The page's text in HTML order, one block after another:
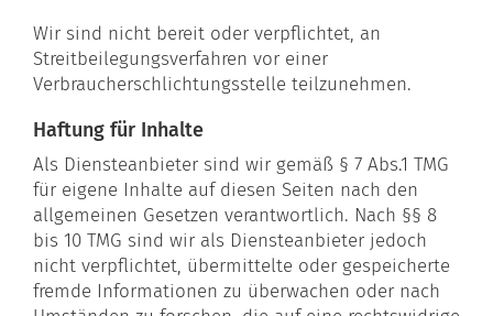
Wir sind nicht bereit oder verpflichtet, an
Streitbeilegungsverfahren vor einer
Verbraucherschlichtungsstelle teilzunehmen.
Haftung für Inhalte
Als Diensteanbieter sind wir gemäß § 7 Abs.1 TMG
für eigene Inhalte auf diesen Seiten nach den
allgemeinen Gesetzen verantwortlich. Nach §§ 8
bis 10 TMG sind wir als Diensteanbieter jedoch
nicht verpflichtet, übermittelte oder gespeicherte
fremde Informationen zu überwachen oder nach